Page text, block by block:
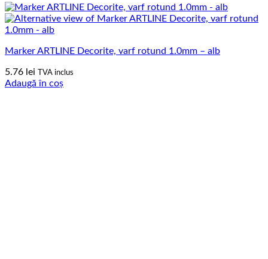
Marker ARTLINE Decorite, varf rotund 1.0mm – alb
5.76 lei TVA inclus
Adaugă în coș